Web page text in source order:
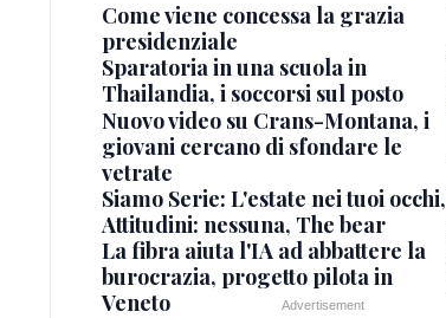
Come viene concessa la grazia
presidenziale
Sparatoria in una scuola in
Thailandia, i soccorsi sul posto
Nuovo video su Crans-Montana, i
giovani cercano di sfondare le
vetrate
Siamo Serie: L'estate nei tuoi occhi,
Attitudini: nessuna, The bear
La fibra aiuta l'IA ad abbattere la
burocrazia, progetto pilota in
Veneto